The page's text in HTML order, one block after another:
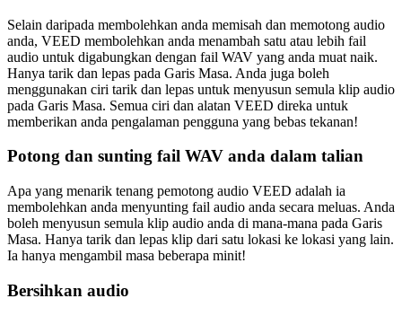
Selain daripada membolehkan anda memisah dan memotong audio
anda, VEED membolehkan anda menambah satu atau lebih fail
audio untuk digabungkan dengan fail WAV yang anda muat naik.
Hanya tarik dan lepas pada Garis Masa. Anda juga boleh
menggunakan ciri tarik dan lepas untuk menyusun semula klip audio
pada Garis Masa. Semua ciri dan alatan VEED direka untuk
memberikan anda pengalaman pengguna yang bebas tekanan!
Potong dan sunting fail WAV anda dalam talian
Apa yang menarik tenang pemotong audio VEED adalah ia
membolehkan anda menyunting fail audio anda secara meluas. Anda
boleh menyusun semula klip audio anda di mana-mana pada Garis
Masa. Hanya tarik dan lepas klip dari satu lokasi ke lokasi yang lain.
Ia hanya mengambil masa beberapa minit!
Bersihkan audio